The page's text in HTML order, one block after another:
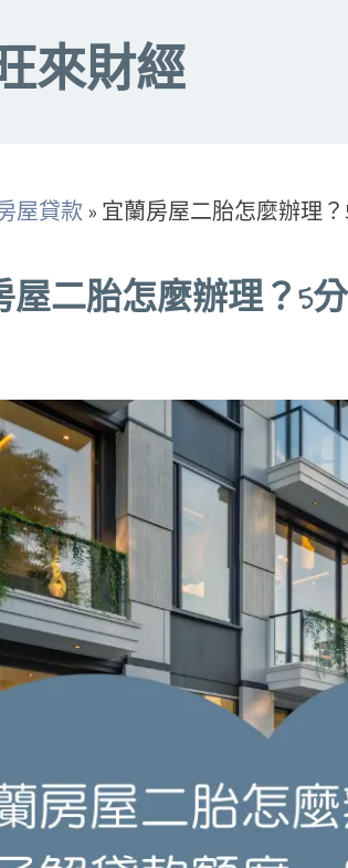
來財經
屋貸款 » 宜蘭房屋二胎怎麼辦理
屋二胎怎麼辦理？5